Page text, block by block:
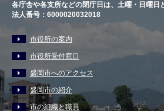
各庁舎や各支所などの閉庁日は、土曜・日曜日
法人番号：6000020032018
市役所の案内
市役所受付窓口
盛岡市へのアクセス
盛岡市の紹介
市の組織と職員